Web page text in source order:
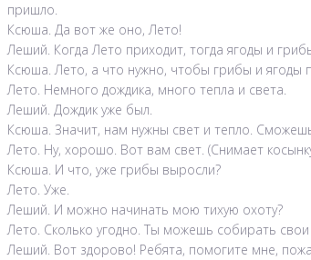
пришло.
Ксюша. Да вот же оно, Лето!
Леший. Когда Лето приходит, тогда ягоды и
Ксюша. Лето, а что нужно, чтобы грибы и ягоды
Лето. Немного дождика, много тепла и света.
Леший. Дождик уже был.
Ксюша. Значит, нам нужны свет и тепло.
Лето. Ну, хорошо. Вот вам свет. (Снимает
Ксюша. И что, уже грибы выросли?
Лето. Уже.
Леший. И можно начинать мою тихую охоту?
Лето. Сколько угодно. Ты можешь собирать
Леший. Вот здорово! Ребята, помогите мне,